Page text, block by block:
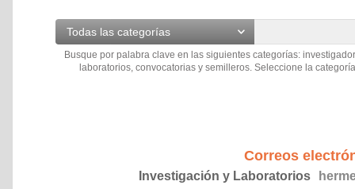
Todas las categorías
Busque por palabra clave en las siguientes categorías:
laboratorios, convocatorias y semilleros. Seleccione la
Correos
Investigación y Laboratorios